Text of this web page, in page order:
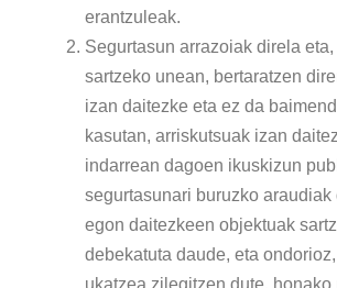
erantzuleak.
Segurtasun arrazoiak direla eta,
sartzeko unean, bertaratzen
izan daitezke eta ez da
kasutan, arriskutsuak izan
indarrean dagoen ikuskizun
segurtasunari buruzko araudiak
egon daitezkeen objektuak
debekatuta daude, eta
ukatzea zilegitzen dute, honako